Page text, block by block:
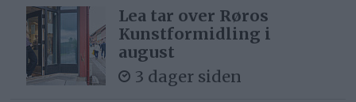
Lea tar over Røros
Kunstformidling i
august
3 dager siden